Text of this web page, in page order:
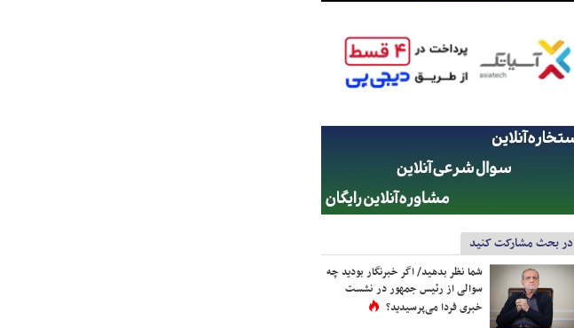
در بحث مشارکت کنید
شما نظر بدهید/ اگر خبرنگار بودید چه
سوالی از رئیس جمهور در نشست
خبری فردا می‌پرسیدید؟